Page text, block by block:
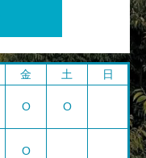
金 土
日
O O
O